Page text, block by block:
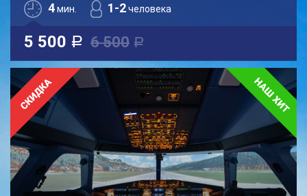
4мин. 1-2человека
5 500 a 6 500 a